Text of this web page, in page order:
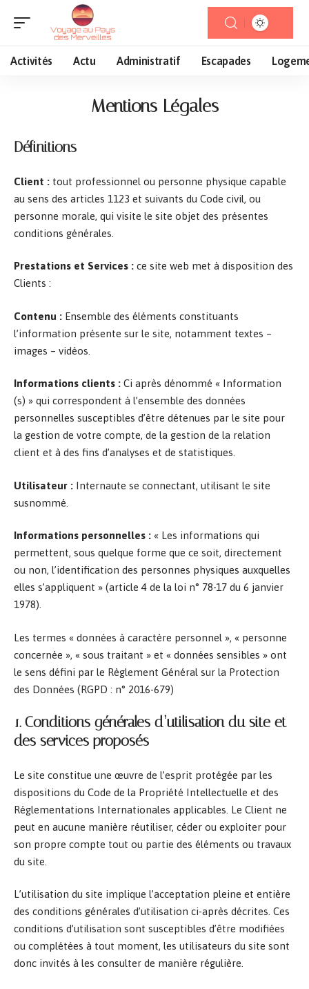
Activités Actu Administratif Escapades
Mentions Légales
Définitions
Client : tout professionnel ou personne physique capable
au sens des articles 1123 et suivants du Code civil, ou
personne morale, qui visite le site objet des présentes
conditions générales.
Prestations et Services : ce site web met à disposition des
Clients :
Contenu : Ensemble des éléments constituants
l’information présente sur le site, notamment textes –
images – vidéos.
Informations clients : Ci après dénommé « Information
(s) » qui correspondent à l’ensemble des données
personnelles susceptibles d’être détenues par le site pour
la gestion de votre compte, de la gestion de la relation
client et à des fins d’analyses et de statistiques.
Utilisateur : Internaute se connectant, utilisant le site
susnommé.
Informations personnelles : « Les informations qui
permettent, sous quelque forme que ce soit, directement
ou non, l’identification des personnes physiques auxquelles
elles s’appliquent » (article 4 de la loi n° 78-17 du 6 janvier
1978).
Les termes « données à caractère personnel », « personne
concernée », « sous traitant » et « données sensibles » ont
le sens défini par le Règlement Général sur la Protection
des Données (RGPD : n° 2016-679)
1. Conditions générales d’utilisation du site et
des services proposés
Le site constitue une œuvre de l’esprit protégée par les
dispositions du Code de la Propriété Intellectuelle et des
Réglementations Internationales applicables. Le Client ne
peut en aucune manière réutiliser, céder ou exploiter pour
son propre compte tout ou partie des éléments ou travaux
du site.
L’utilisation du site implique l’acceptation pleine et entière
des conditions générales d’utilisation ci-après décrites. Ces
conditions d’utilisation sont susceptibles d’être modifiées
ou complétées à tout moment, les utilisateurs du site sont
donc invités à les consulter de manière régulière.